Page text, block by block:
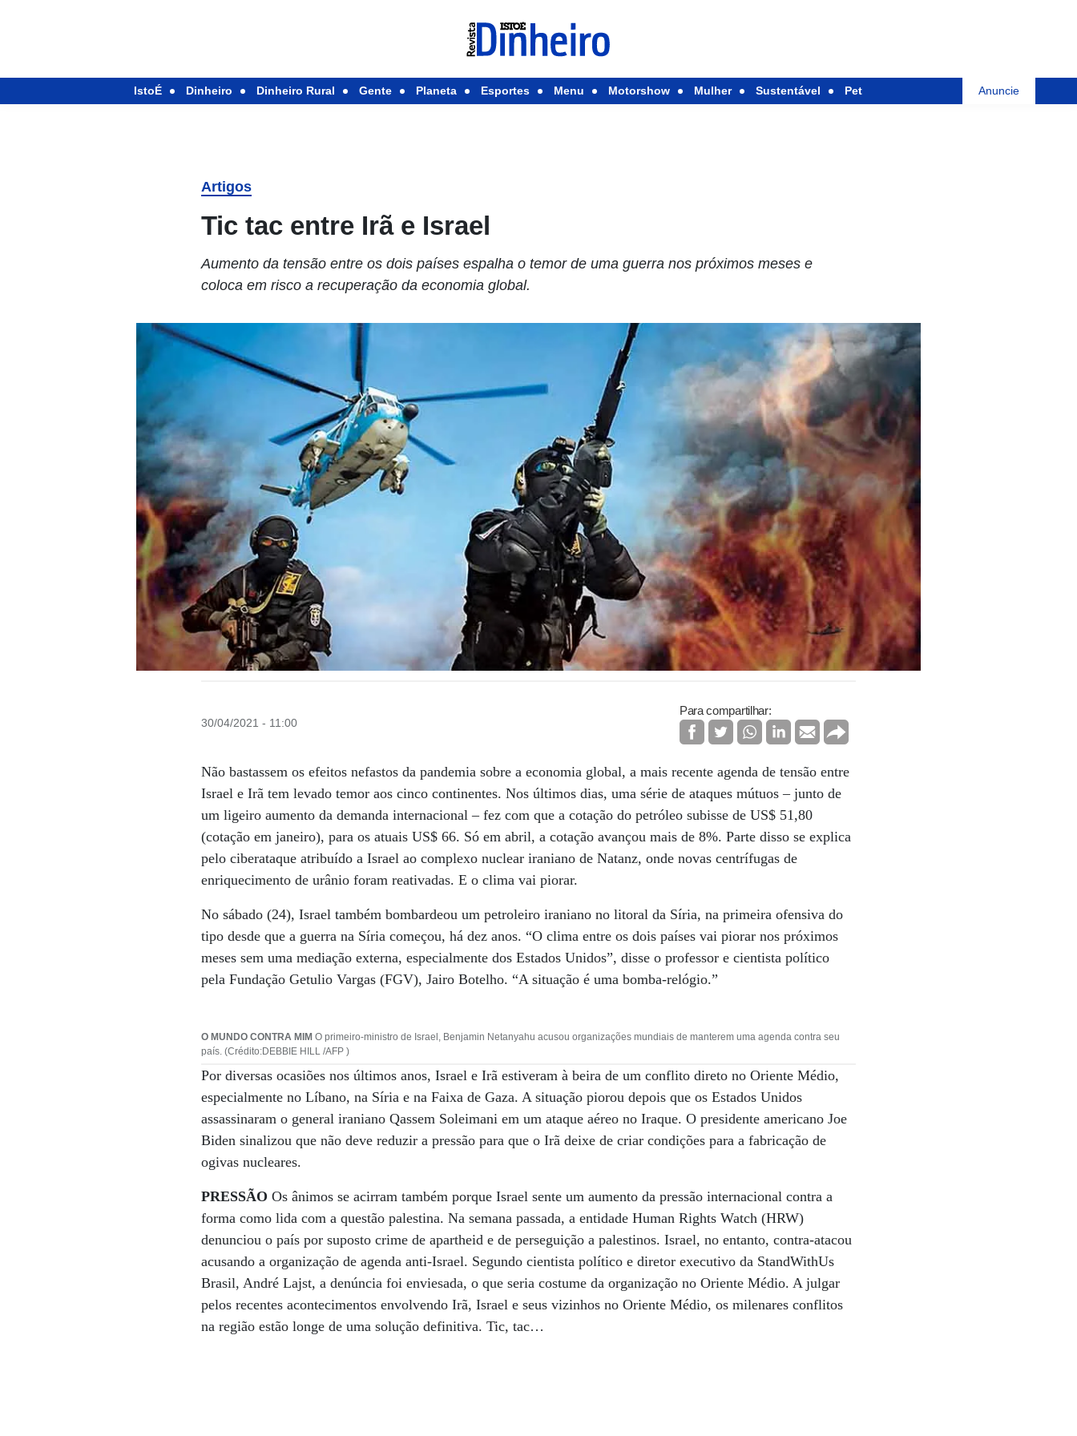
IstoÉ Dinheiro Dinheiro Rural Gente Planeta Esportes Menu Motorshow Mulher Sustentável Pet Anuncie
Artigos
Tic tac entre Irã e Israel
Aumento da tensão entre os dois países espalha o temor de uma guerra nos próximos meses e
coloca em risco a recuperação da economia global.
30/04/2021 - 11:00
Para compartilhar:
Não bastassem os efeitos nefastos da pandemia sobre a economia global, a mais recente agenda de tensão entre
Israel e Irã tem levado temor aos cinco continentes. Nos últimos dias, uma série de ataques mútuos – junto de
um ligeiro aumento da demanda internacional – fez com que a cotação do petróleo subisse de US$ 51,80
(cotação em janeiro), para os atuais US$ 66. Só em abril, a cotação avançou mais de 8%. Parte disso se explica
pelo ciberataque atribuído a Israel ao complexo nuclear iraniano de Natanz, onde novas centrífugas de
enriquecimento de urânio foram reativadas. E o clima vai piorar.
No sábado (24), Israel também bombardeou um petroleiro iraniano no litoral da Síria, na primeira ofensiva do
tipo desde que a guerra na Síria começou, há dez anos. “O clima entre os dois países vai piorar nos próximos
meses sem uma mediação externa, especialmente dos Estados Unidos”, disse o professor e cientista político
pela Fundação Getulio Vargas (FGV), Jairo Botelho. “A situação é uma bomba-relógio.”
O MUNDO CONTRA MIM O primeiro-ministro de Israel, Benjamin Netanyahu acusou organizações mundiais de manterem uma agenda contra seu
país. (Crédito:DEBBIE HILL /AFP )
Por diversas ocasiões nos últimos anos, Israel e Irã estiveram à beira de um conflito direto no Oriente Médio,
especialmente no Líbano, na Síria e na Faixa de Gaza. A situação piorou depois que os Estados Unidos
assassinaram o general iraniano Qassem Soleimani em um ataque aéreo no Iraque. O presidente americano Joe
Biden sinalizou que não deve reduzir a pressão para que o Irã deixe de criar condições para a fabricação de
ogivas nucleares.
PRESSÃO Os ânimos se acirram também porque Israel sente um aumento da pressão internacional contra a
forma como lida com a questão palestina. Na semana passada, a entidade Human Rights Watch (HRW)
denunciou o país por suposto crime de apartheid e de perseguição a palestinos. Israel, no entanto, contra-atacou
acusando a organização de agenda anti-Israel. Segundo cientista político e diretor executivo da StandWithUs
Brasil, André Lajst, a denúncia foi enviesada, o que seria costume da organização no Oriente Médio. A julgar
pelos recentes acontecimentos envolvendo Irã, Israel e seus vizinhos no Oriente Médio, os milenares conflitos
na região estão longe de uma solução definitiva. Tic, tac…